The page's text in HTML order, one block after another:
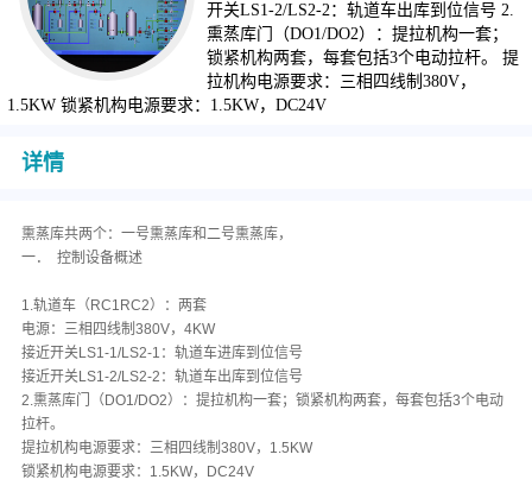
开关LS1-2/LS2-2：轨道车出库到位信号 2.
熏蒸库门（DO1/DO2）：提拉机构一套；
锁紧机构两套，每套包括3个电动拉杆。 提
拉机构电源要求：三相四线制380V，
1.5KW 锁紧机构电源要求：1.5KW，DC24V
详情
熏蒸库共两个：一号熏蒸库和二号熏蒸库，
一．
控制设备概述
1.轨道车（RC1RC2）：两套
电源：三相四线制380V，4KW
接近开关LS1-1/LS2-1：轨道车进库到位信号
接近开关LS1-2/LS2-2：轨道车出库到位信号
2.熏蒸库门（DO1/DO2）：提拉机构一套；锁紧机构两套，每套包括3个电动
拉杆。
提拉机构电源要求：三相四线制380V，1.5KW
锁紧机构电源要求：1.5KW，DC24V